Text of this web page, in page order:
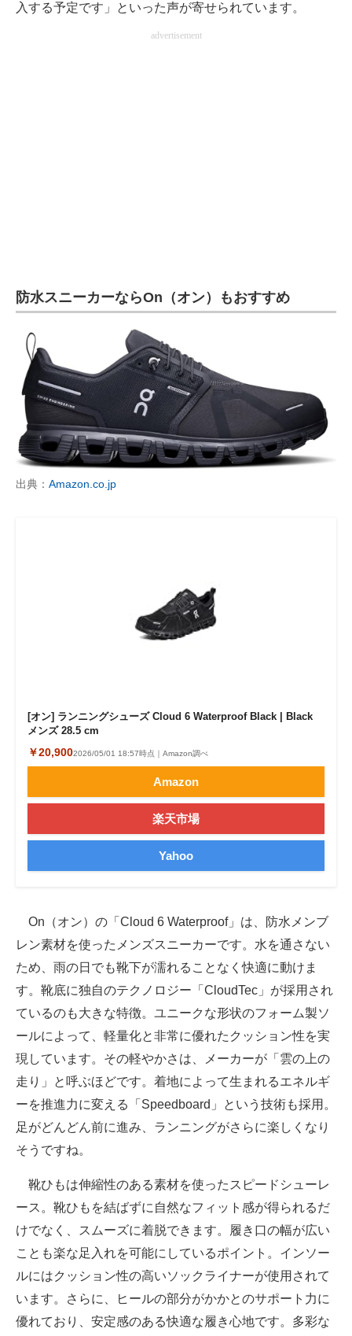
入する予定です」といった声が寄せられています。
advertisement
防水スニーカーならOn（オン）もおすすめ
出典： Amazon.co.jp
[オン] ランニングシューズ Cloud 6 Waterproof Black | Black
メンズ 28.5 cm
￥20,9002026/05/01 18:57時点｜Amazon調べ
Amazon
楽天市場
Yahoo
On（オン）の「Cloud 6 Waterproof」は、防水メンブ
レン素材を使ったメンズスニーカーです。水を通さない
ため、雨の日でも靴下が濡れることなく快適に動けま
す。靴底に独自のテクノロジー「CloudTec」が採用され
ているのも大きな特徴。ユニークな形状のフォーム製ソ
ールによって、軽量化と非常に優れたクッション性を実
現しています。その軽やかさは、メーカーが「雲の​上の​
走り」と呼ぶほどです。着地によって生まれるエネルギ
ーを推進力に変える「Speedboard」という技術も採用。
足がどんどん前に進み、ランニングがさらに楽しくなり
そうですね。
靴ひもは伸縮性のある素材を使ったスピードシューレ
ース。靴ひもを結ばずに自然なフィット感が得られるだ
けでなく、スムーズに着脱できます。履き口の幅が広い
ことも楽な足入れを可能にしているポイント。インソー
ルにはクッション性の高いソックライナーが使用されて
います。さらに、ヒールの部分がかかとのサポート力に
優れており、安定感のある快適な履き心地です。多彩な